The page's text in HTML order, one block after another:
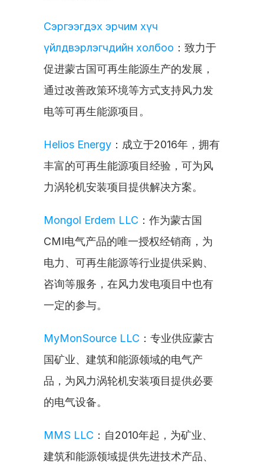
Сэргээгдэх эрчим хүч
үйлдвэрлэгчдийн холбоо ：致力于
促进蒙古国可再生能源生产的发展，
通过改善政策环境等方式支持风力发
电等可再生能源项目。
Helios Energy ：成立于2016年，拥有
丰富的可再生能源项目经验，可为风
力涡轮机安装项目提供解决方案。
Mongol Erdem LLC ：作为蒙古国
CMI电气产品的唯一授权经销商，为
电力、可再生能源等行业提供采购、
咨询等服务，在风力发电项目中也有
一定的参与。
MyMonSource LLC ：专业供应蒙古
国矿业、建筑和能源领域的电气产
品，为风力涡轮机安装项目提供必要
的电气设备。
MMS LLC ：自2010年起，为矿业、
建筑和能源领域提供先进技术产品、